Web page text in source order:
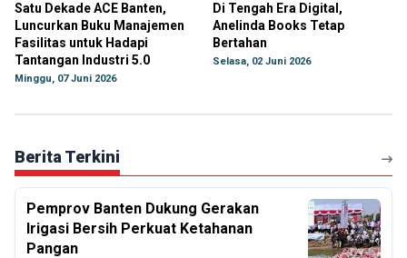
Satu Dekade ACE Banten,
Luncurkan Buku Manajemen
Fasilitas untuk Hadapi
Tantangan Industri 5.0
Minggu, 07 Juni 2026
Di Tengah Era Digital,
Anelinda Books Tetap
Bertahan
Selasa, 02 Juni 2026
Berita Terkini
Pemprov Banten Dukung Gerakan
Irigasi Bersih Perkuat Ketahanan
Pangan